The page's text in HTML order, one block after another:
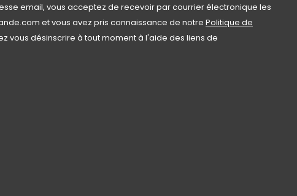
email, vous acceptez de recevoir par courrier électronique les
et vous avez pris connaissance de notre Politique de
vous désinscrire à tout moment à l'aide des liens de